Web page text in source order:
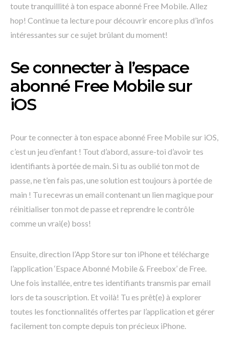
toute tranquillité à ton espace abonné Free Mobile. Allez
hop! Continue ta lecture pour découvrir encore plus d’infos
intéressantes sur ce sujet brûlant du moment!
Se connecter à l’espace
abonné Free Mobile sur
iOS
Pour te connecter à ton espace abonné Free Mobile sur iOS,
c’est un jeu d’enfant ! Tout d’abord, assure-toi d’avoir tes
identifiants à portée de main. Si tu as oublié ton mot de
passe, ne t’en fais pas, une solution est toujours à portée de
main ! Tu recevras un email contenant un lien magique pour
réinitialiser ton mot de passe et reprendre le contrôle
comme un vrai(e) boss!
Ensuite, direction l’App Store sur ton iPhone et télécharge
l’application ‘Espace Abonné Mobile & Freebox’ de Free.
Une fois installée, entre tes identifiants transmis par email
lors de ta souscription. Et voilà! Tu es prêt(e) à explorer
toutes les fonctionnalités offertes par l’application et gérer
facilement ton compte depuis ton précieux iPhone.